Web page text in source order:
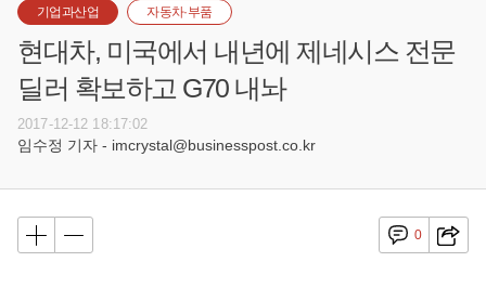
기업과산업 자동차·부품
현대차, 미국에서 내년에 제네시스 전문
딜러 확보하고 G70 내놔
2017-12-12 18:17:02
임수정 기자 - imcrystal@businesspost.co.kr
0